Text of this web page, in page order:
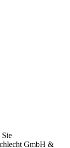
Sie
GmbH &